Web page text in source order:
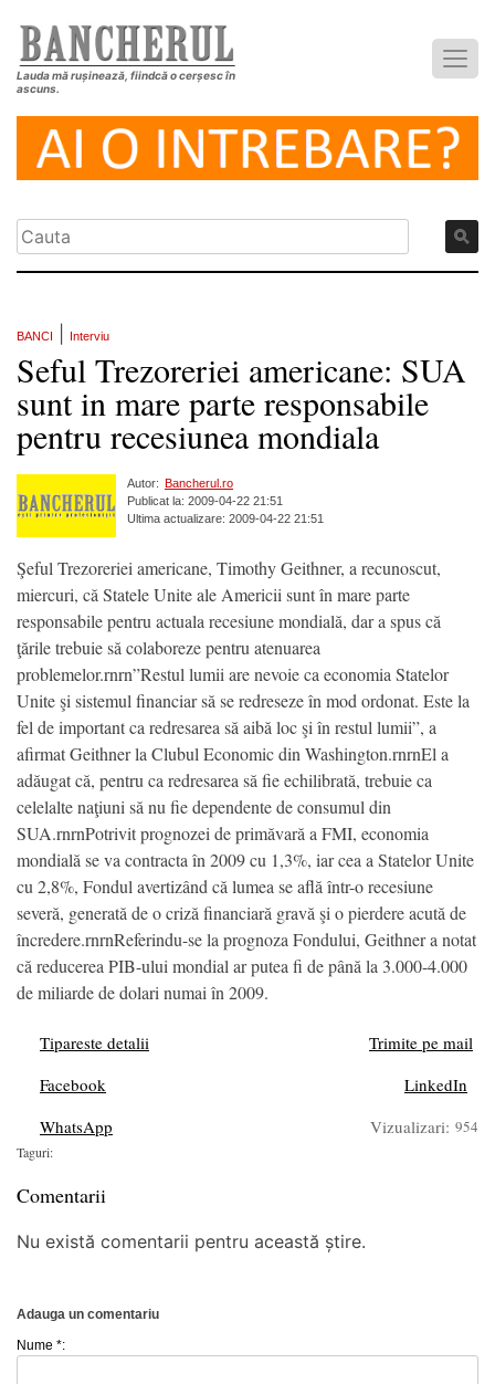
Lauda mă rușinează, fiindcă o cerșesc în
ascuns.
BANCI Interviu
Seful Trezoreriei americane: SUA
sunt in mare parte responsabile
pentru recesiunea mondiala
Autor: Bancherul.ro
Publicat la: 2009-04-22 21:51
Ultima actualizare: 2009-04-22 21:51
Şeful Trezoreriei americane, Timothy Geithner, a recunoscut,
miercuri, că Statele Unite ale Americii sunt în mare parte
responsabile pentru actuala recesiune mondială, dar a spus că
ţările trebuie să colaboreze pentru atenuarea
problemelor.rnrn”Restul lumii are nevoie ca economia Statelor
Unite şi sistemul financiar să se redreseze în mod ordonat. Este la
fel de important ca redresarea să aibă loc şi în restul lumii”, a
afirmat Geithner la Clubul Economic din Washington.rnrnEl a
adăugat că, pentru ca redresarea să fie echilibrată, trebuie ca
celelalte naţiuni să nu fie dependente de consumul din
SUA.rnrnPotrivit prognozei de primăvară a FMI, economia
mondială se va contracta în 2009 cu 1,3%, iar cea a Statelor Unite
cu 2,8%, Fondul avertizând că lumea se află într-o recesiune
severă, generată de o criză financiară gravă şi o pierdere acută de
încredere.rnrnReferindu-se la prognoza Fondului, Geithner a notat
că reducerea PIB-ului mondial ar putea fi de până la 3.000-4.000
de miliarde de dolari numai în 2009.
Tipareste detalii
Trimite pe mail
Facebook
LinkedIn
WhatsApp
Vizualizari: 954
Taguri:
Comentarii
Nu există comentarii pentru această știre.
Adauga un comentariu
Nume *: